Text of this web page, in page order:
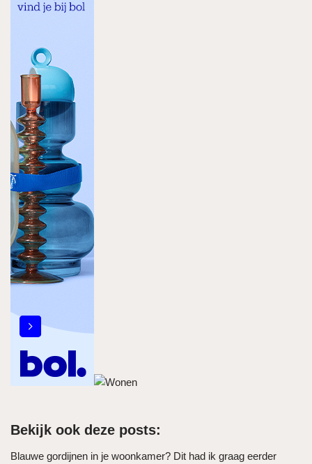
Bekijk ook deze posts:
Blauwe gordijnen in je woonkamer? Dit had ik graag eerder